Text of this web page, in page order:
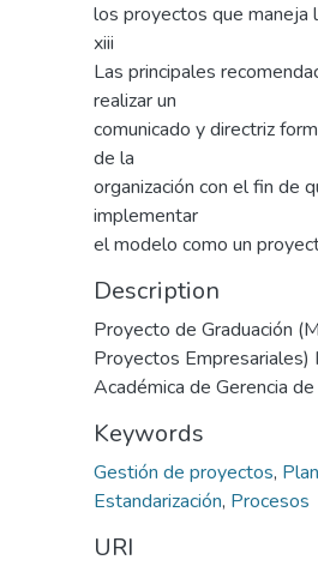
los proyectos que maneja
xiii
Las principales
realizar un
comunicado y directriz
de la
organización con el fin de
implementar
el modelo como un
Description
Proyecto de Graduación
Proyectos Empresariales)
Académica de Gerencia
Keywords
Gestión de proyectos,
Estandarización, Procesos
URI